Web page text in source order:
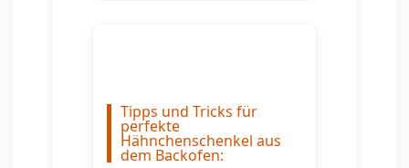
Tipps und Tricks für
perfekte
Hähnchenschenkel aus
dem Backofen: